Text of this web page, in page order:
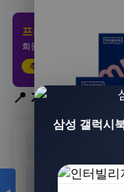
프리미엄 제휴 사이
회원 전용 특가 · 놓치면 손
추천 클릭
📍 지역 선택
광주
삼성 갤럭시